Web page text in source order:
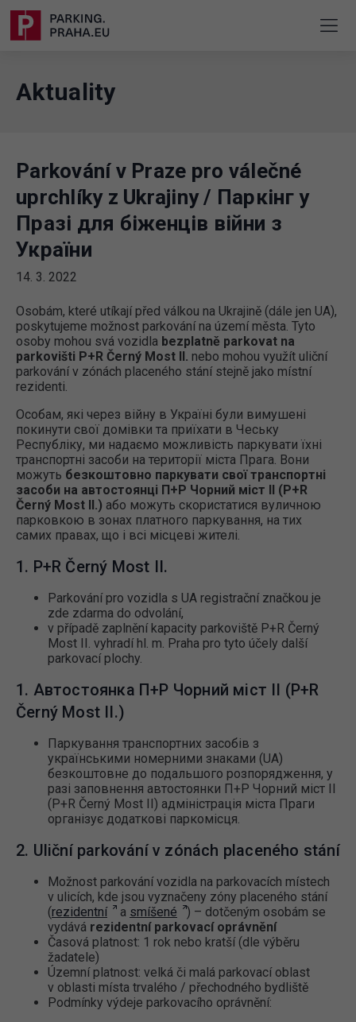
Aktuality
Parkování v Praze pro válečné
uprchlíky z Ukrajiny / Паркінг у
Празі для біженців війни з
України
14. 3. 2022
Osobám, které utíkají před válkou na Ukrajině (dále jen UA),
poskytujeme možnost parkování na území města. Tyto
osoby mohou svá vozidla bezplatně parkovat na
parkovišti P+R Černý Most II. nebo mohou využít uliční
parkování v zónách placeného stání stejně jako místní
rezidenti.
Особам, які через війну в Україні були вимушені
покинути свої домівки та приїхати в Чеську
Республіку, ми надаємо можливість паркувати їхні
транспортні засоби на території міста Прага. Вони
можуть безкоштовно паркувати свої транспортні
засоби на автостоянці П+Р Чорний міст ІІ (P+R
Černý Most II.) або можуть скористатися вуличною
парковкою в зонах платного паркування, на тих
самих правах, що і всі місцеві жителі.
1. P+R Černý Most II.
Parkování pro vozidla s UA registrační značkou je
zde zdarma do odvolání,
v případě zaplnění kapacity parkoviště P+R Černý
Most II. vyhradí hl. m. Praha pro tyto účely další
parkovací plochy.
1. Автостоянка П+Р Чорний міст ІІ (P+R
Černý Most II.)
Паркування транспортних засобів з
українськими номерними знаками (UA)
безкоштовне до подальшого розпорядження, у
разі заповнення автостоянки П+Р Чорний міст ІІ
(P+R Černý Most II) адміністрація міста Праги
організує додаткові паркомісця.
2. Uliční parkování v zónách placeného stání
Možnost parkování vozidla na parkovacích místech
v ulicích, kde jsou vyznačeny zóny placeného stání
(rezidentní a smíšené
) – dotčeným osobám se
vydává rezidentní parkovací oprávnění
Časová platnost: 1 rok nebo kratší (dle výběru
žadatele)
Územní platnost: velká či malá parkovací oblast
v oblasti místa trvalého / přechodného bydliště
Podmínky výdeje parkovacího oprávnění: